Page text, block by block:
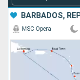
MSC Opera